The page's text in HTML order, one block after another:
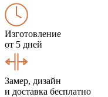
Изготовление
от 5 дней
Замер, дизайн
и доставка бесплатно